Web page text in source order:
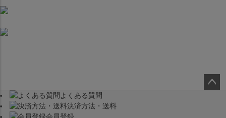
よくある質問
決済方法・送料